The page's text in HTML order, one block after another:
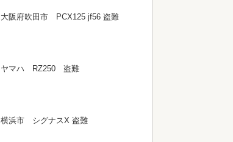
大阪府吹田市 PCX125 jf56 盗難
ヤマハ RZ250 盗難
横浜市 シグナスX 盗難